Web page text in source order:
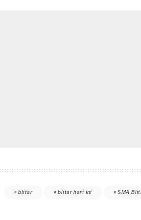
blitar blitar hari ini SMA